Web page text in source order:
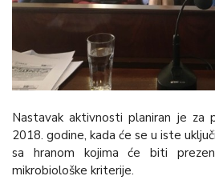
Nastavak aktivnosti planiran je za
2018. godine, kada će se u iste
sa hranom kojima će biti
mikrobiološke kriterije.